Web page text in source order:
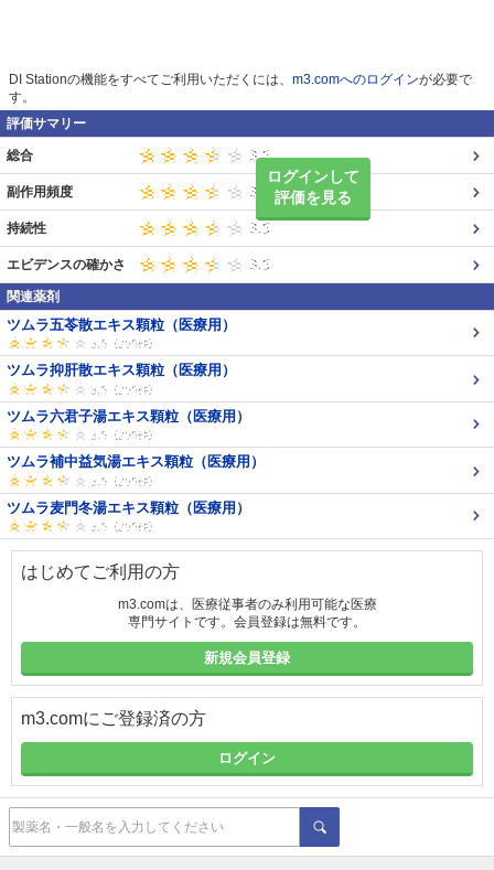
DI Stationの機能をすべてご利用いただくには、 m3.comへのログインが必要で
す。
評価サマリー
ログインして
評価を見る
総合
副作用頻度
持続性
エビデンスの確かさ
関連薬剤
ツムラ五苓散エキス顆粒（医療用）
ツムラ抑肝散エキス顆粒（医療用）
ツムラ六君子湯エキス顆粒（医療用）
ツムラ補中益気湯エキス顆粒（医療用）
ツムラ麦門冬湯エキス顆粒（医療用）
はじめてご利用の方
m3.comは、医療従事者のみ利用可能な医療
専門サイトです。会員登録は無料です。
新規会員登録
m3.comにご登録済の方
ログイン